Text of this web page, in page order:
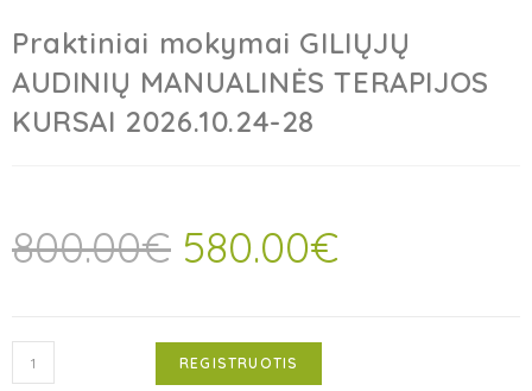
Praktiniai mokymai GILIŲJŲ
AUDINIŲ MANUALINĖS TERAPIJOS
KURSAI 2026.10.24-28
800.00€ 580.00€
REGISTRUOTIS